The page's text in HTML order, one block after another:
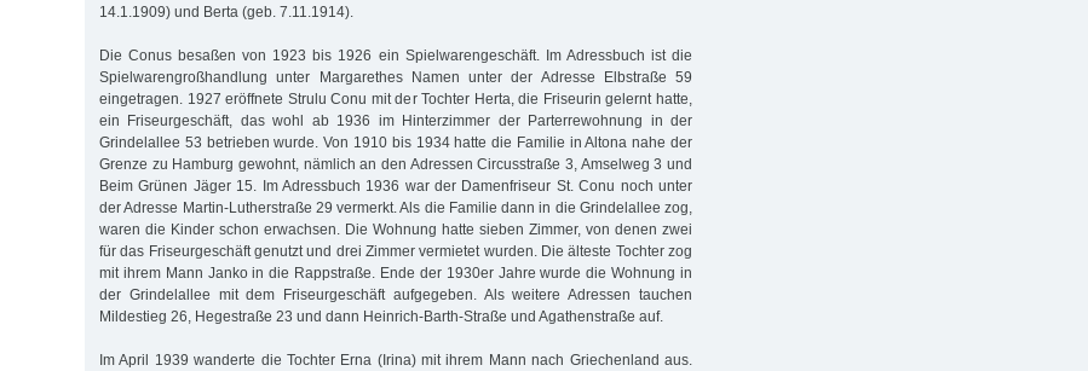
14.1.1909) und Berta (geb. 7.11.1914).
Die Conus besaßen von 1923 bis 1926 ein Spielwarengeschäft. Im Adressbuch ist die
Spielwarengroßhandlung unter Margarethes Namen unter der Adresse Elbstraße 59
eingetragen. 1927 eröffnete Strulu Conu mit der Tochter Herta, die Friseurin gelernt hatte,
ein Friseurgeschäft, das wohl ab 1936 im Hinterzimmer der Parterrewohnung in der
Grindelallee 53 betrieben wurde. Von 1910 bis 1934 hatte die Familie in Altona nahe der
Grenze zu Hamburg gewohnt, nämlich an den Adressen Circusstraße 3, Amselweg 3 und
Beim Grünen Jäger 15. Im Adressbuch 1936 war der Damenfriseur St. Conu noch unter
der Adresse Martin-Lutherstraße 29 vermerkt. Als die Familie dann in die Grindelallee zog,
waren die Kinder schon erwachsen. Die Wohnung hatte sieben Zimmer, von denen zwei
für das Friseurgeschäft genutzt und drei Zimmer vermietet wurden. Die älteste Tochter zog
mit ihrem Mann Janko in die Rappstraße. Ende der 1930er Jahre wurde die Wohnung in
der Grindelallee mit dem Friseurgeschäft aufgegeben. Als weitere Adressen tauchen
Mildestieg 26, Hegestraße 23 und dann Heinrich-Barth-Straße und Agathenstraße auf.
Im April 1939 wanderte die Tochter Erna (Irina) mit ihrem Mann nach Griechenland aus.